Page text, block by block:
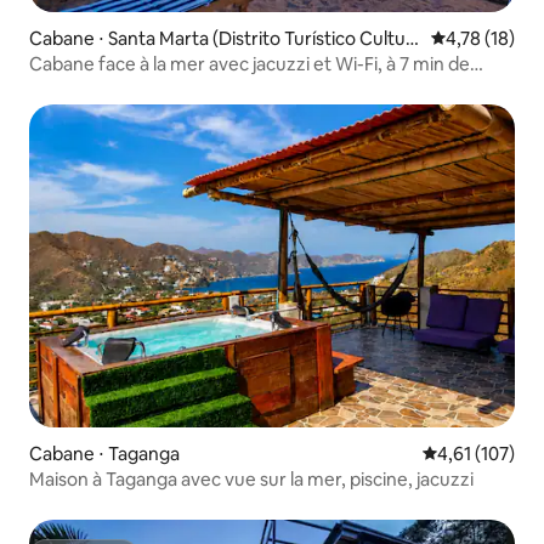
Cabane ⋅ Santa Marta (Distrito Turístico Cultur
al E Histórico)
Évaluation
4,78 (18)
Cabane face à la mer avec jacuzzi et Wi-Fi, à 7 min de
Cabane ⋅ Taganga Évaluation
4,61 (107)
Maison à Taganga avec vue sur la mer, piscine, jacuzzi